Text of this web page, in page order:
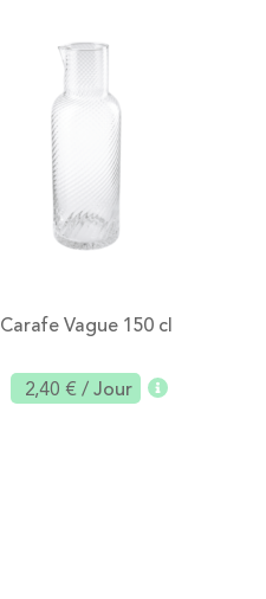
Carafe Vague 150 cl
2,40 € / Jour